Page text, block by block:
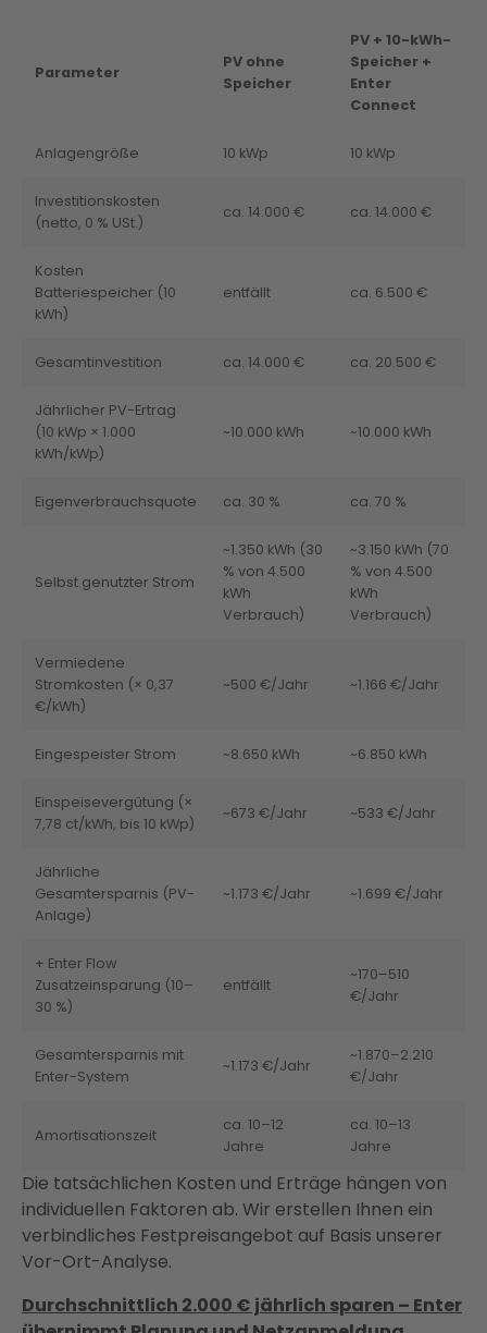
Parameter
PV ohne
Speicher
PV + 10-kWh-
Speicher +
Enter
Connect
Anlagengröße 10 kWp 10 kWp
Investitionskosten
(netto, 0 % USt.)
ca. 14.000 € ca. 14.000 €
Kosten
Batteriespeicher (10
kWh)
entfällt ca. 6.500 €
Gesamtinvestition ca. 14.000 € ca. 20.500 €
Jährlicher PV-Ertrag
(10 kWp × 1.000
kWh/kWp)
~10.000 kWh ~10.000 kWh
Eigenverbrauchsquote ca. 30 % ca. 70 %
Selbst genutzter Strom
~1.350 kWh (30
% von 4.500
kWh
Verbrauch)
~3.150 kWh (70
% von 4.500
kWh
Verbrauch)
Vermiedene
Stromkosten (× 0,37
€/kWh)
~500 €/Jahr ~1.166 €/Jahr
Eingespeister Strom ~8.650 kWh ~6.850 kWh
Einspeisevergütung (×
7,78 ct/kWh, bis 10 kWp)
~673 €/Jahr ~533 €/Jahr
Jährliche
Gesamtersparnis (PV-
Anlage)
~1.173 €/Jahr ~1.699 €/Jahr
+ Enter Flow
Zusatzeinsparung (10–
30 %)
entfällt
~170–510
€/Jahr
Gesamtersparnis mit
Enter-System
~1.173 €/Jahr
~1.870–2.210
€/Jahr
Amortisationszeit
ca. 10–12
Jahre
ca. 10–13
Jahre
Die tatsächlichen Kosten und Erträge hängen von
individuellen Faktoren ab. Wir erstellen Ihnen ein
verbindliches Festpreisangebot auf Basis unserer
Vor-Ort-Analyse.
Durchschnittlich 2.000 € jährlich sparen – Enter